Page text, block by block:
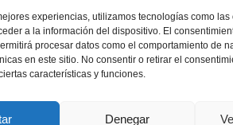
experiencias, utilizamos tecnologías como
a la información del dispositivo. El
procesar datos como el comportamiento de
en este sitio. No consentir o retirar el
características y funciones.
Denegar
Yamaha M